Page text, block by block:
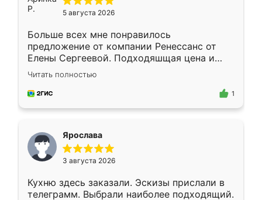
5 августа 2026
Больше всех мне понравилось
предложение от компании Ренессанс от
Елены Сергеевой. Подходяшщая цена и
короткие сроки изготовления. Приехавший
для замера сотрудник Владислав
предложил по моему эскизу самый
Читать полностью
1
Ярослава
3 августа 2026
Кухню здесь заказали. Эскизы прислали в
телеграмм. Выбрали наиболее подходящий.